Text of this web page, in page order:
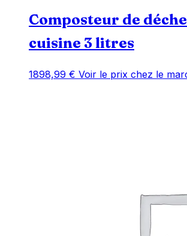
Composteur de
cuisine 3 litres
1898,99 € Voir le prix chez le